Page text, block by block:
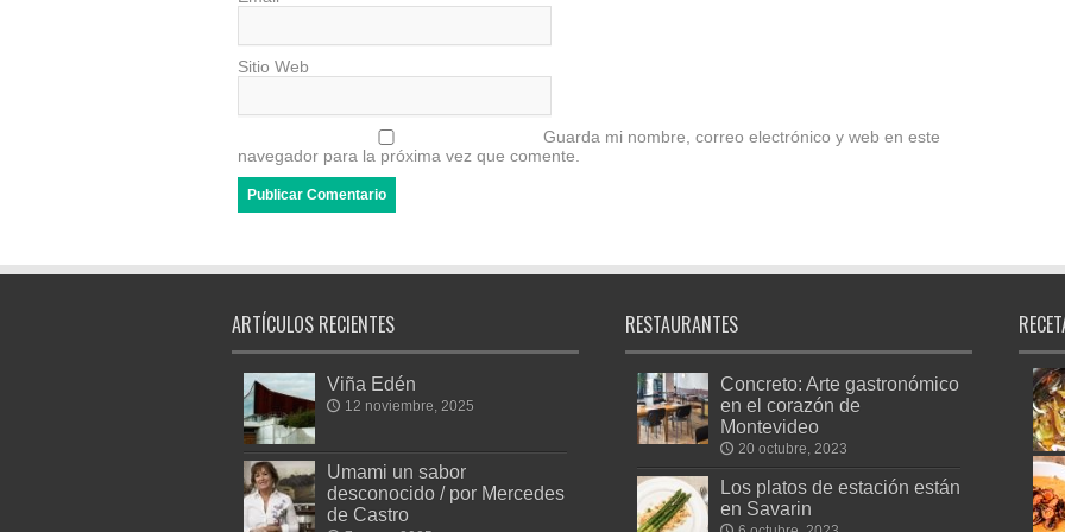
Sitio Web
Guarda mi nombre, correo electrónico y web en este
navegador para la próxima vez que comente.
ARTÍCULOS RECIENTES
Viña Edén
12 noviembre, 2025
Umami un sabor
desconocido / por Mercedes
de Castro
RESTAURANTES
Concreto: Arte gastronómico
en el corazón de
Montevideo
20 octubre, 2023
Los platos de estación están
en Savarin